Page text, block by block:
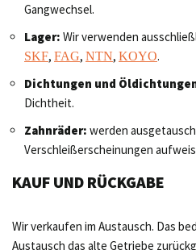
Gangwechsel.
Lager: Wir verwenden
SKF, FAG, NTN, KOYO.
Dichtungen und
Dichtheit.
Zahnräder: werden
Verschleißerscheinungen
KAUF UND RÜCKGABE
Wir verkaufen im Austausch. Das
Austausch das alte Getriebe